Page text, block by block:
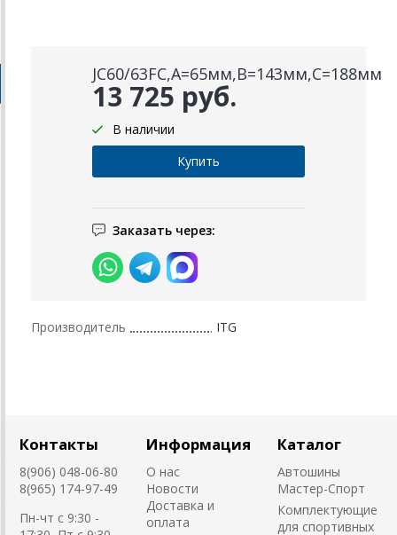
JC60/63FC,А=65мм,В=143мм,С=188мм
13 725 руб.
В наличии
Заказать через:
Производитель ITG
Контакты
8(906) 048-06-80
8(965) 174-97-49
Пн-чт с 9:30 -
Информация
О нас
Новости
Доставка и
оплата
Каталог
Автошины
Мастер-Спорт
Комплектующие
для спортивных